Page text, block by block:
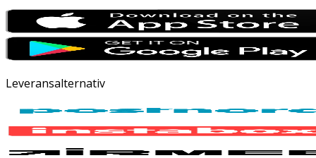
Leveransalternativ